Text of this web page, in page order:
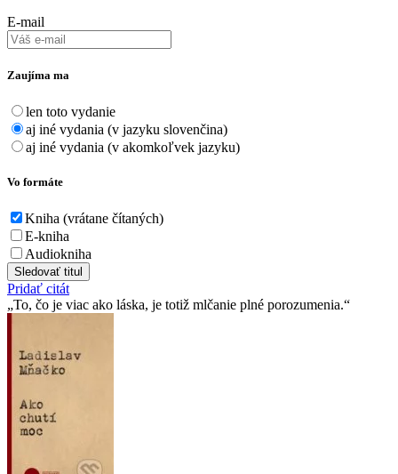
E-mail
Zaujíma ma
len toto vydanie
aj iné vydania (v jazyku slovenčina)
aj iné vydania (v akomkoľvek jazyku)
Vo formáte
Kniha (vrátane čítaných)
E-kniha
Audiokniha
Sledovať titul
Pridať citát
To, čo je viac ako láska, je totiž mlčanie plné porozumenia.